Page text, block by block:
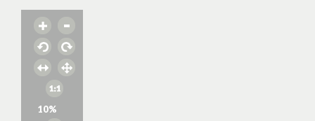
10%